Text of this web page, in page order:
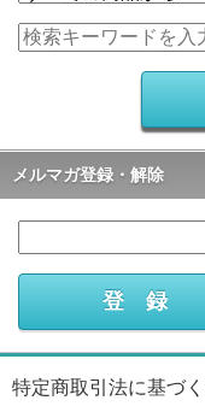
メルマガ登録・解除
特定商取引法に基づ